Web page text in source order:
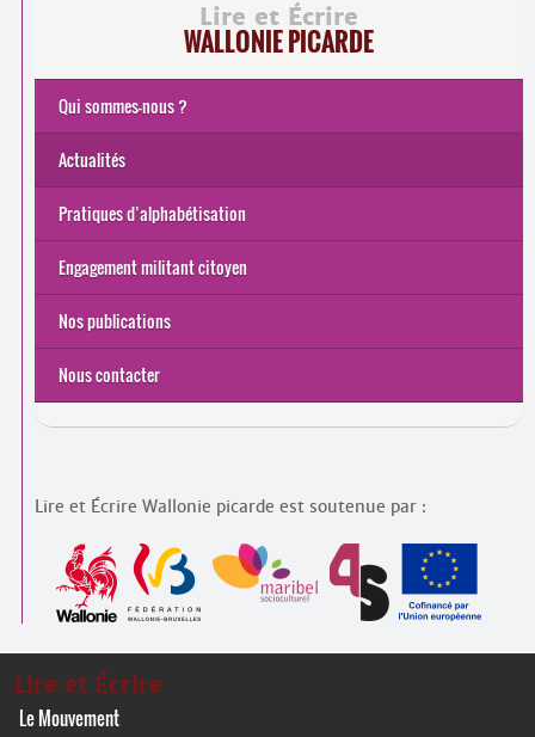
Lire et Écrire
WALLONIE PICARDE
Qui sommes-nous ?
Actualités
Pratiques d’alphabétisation
Engagement militant citoyen
Nos publications
Nous contacter
Lire et Écrire Wallonie picarde est soutenue par :
Lire et Écrire
Le Mouvement